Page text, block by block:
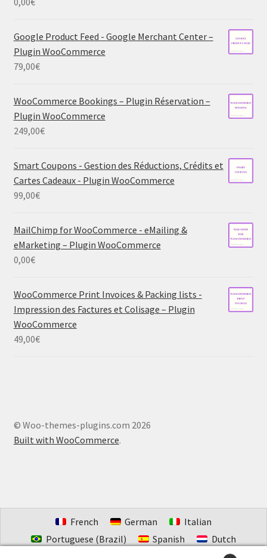
Google Product Feed - Google Merchant Center –
Plugin WooCommerce
79,00€
WooCommerce Bookings – Plugin Réservation –
Plugin WooCommerce
249,00€
Smart Coupons - Gestion des Réductions, Crédits et
Cartes Cadeaux - Plugin WooCommerce
99,00€
MailChimp for WooCommerce - eMailing &
eMarketing – Plugin WooCommerce
0,00€
WooCommerce Print Invoices & Packing lists -
Impression des Factures et Colisage – Plugin
WooCommerce
49,00€
© Woo-themes-plugins.com 2026
Built with WooCommerce.
French German
Italian
Portuguese (Brazil)
Spanish
Dutch